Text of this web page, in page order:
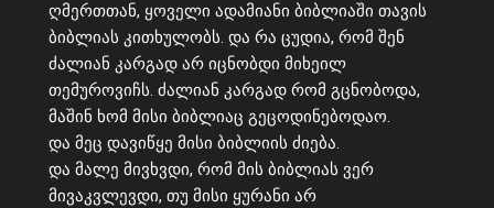
ღმერთთან, ყოველი ადამიანი ბიბლიაში თავის
ბიბლიას კითხულობს. და რა ცუდია, რომ შენ
ძალიან კარგად არ იცნობდი მიხეილ
თემუროვიჩს. ძალიან კარგად რომ გცნობოდა,
მაშინ ხომ მისი ბიბლიაც გეცოდინებოდაო.
და მეც დავიწყე მისი ბიბლიის ძიება.
და მალე მივხვდი, რომ მის ბიბლიას ვერ
მივაკვლევდი, თუ მისი ყურანი არ